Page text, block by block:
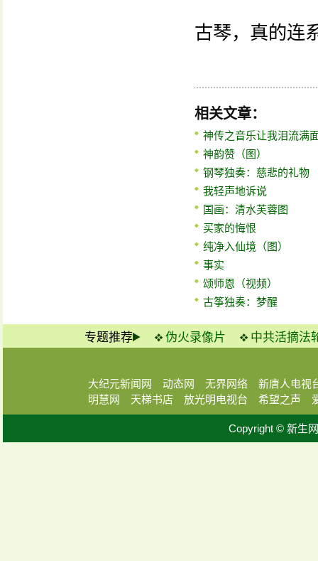
古琴，真的连
相关文章：
神传之音乐让我泪流满
神韵赞（图）
钢琴独奏：慈悲的礼物
我轻声地诉说
国画：清水芙蓉图
买家的悔恨
纯净入仙境（图）
事实
颂师恩（视频）
古筝独奏：梦醒
专题推荐 伪火录像片 中共活摘法
大纪元新闻网 动态网 无界网络
新唐人电视
明慧网
天梯书店 放光明电视台 希望之声
Copyright © 新生